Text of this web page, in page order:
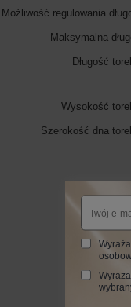
Możliwość regulowania
Maksymalna
Długość
Wysokość
Szerokość dna